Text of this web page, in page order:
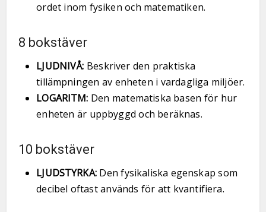
ordet inom fysiken och matematiken.
8 bokstäver
LJUDNIVÅ: Beskriver den praktiska
tillämpningen av enheten i vardagliga miljöer.
LOGARITM: Den matematiska basen för hur
enheten är uppbyggd och beräknas.
10 bokstäver
LJUDSTYRKA:Den fysikaliska egenskap som
decibel oftast används för att kvantifiera.